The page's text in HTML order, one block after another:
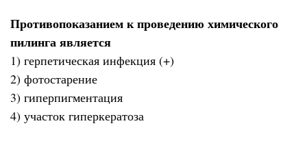
Противопоказанием к проведению химического
пилинга является
1) герпетическая инфекция (+)
2) фотостарение
3) гиперпигментация
4) участок гиперкератоза